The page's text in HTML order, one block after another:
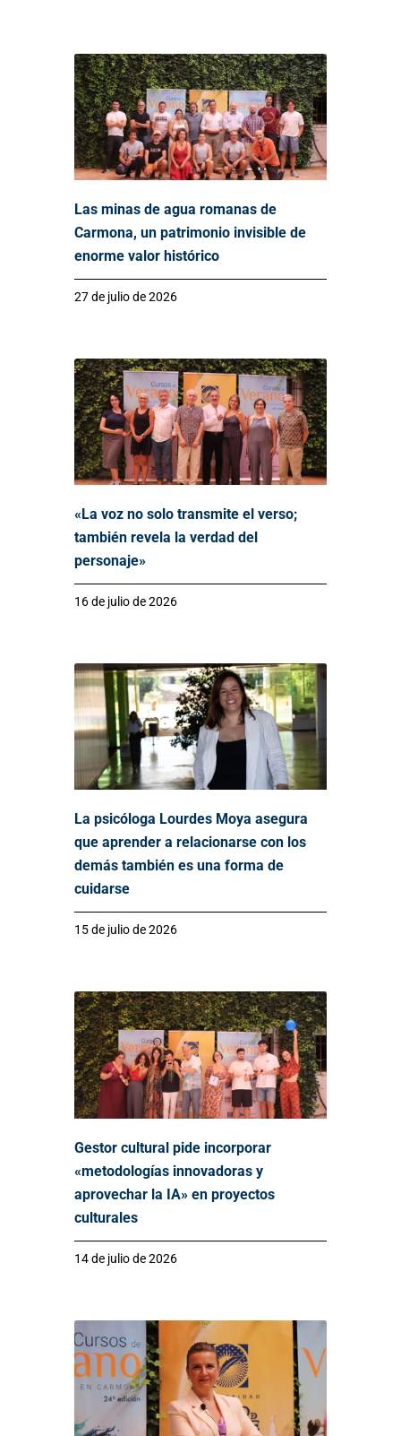
Las minas de agua romanas de
Carmona, un patrimonio invisible de
enorme valor histórico
27 de julio de 2026
«La voz no solo transmite el verso;
también revela la verdad del
personaje»
16 de julio de 2026
La psicóloga Lourdes Moya asegura
que aprender a relacionarse con los
demás también es una forma de
cuidarse
15 de julio de 2026
Gestor cultural pide incorporar
«metodologías innovadoras y
aprovechar la IA» en proyectos
culturales
14 de julio de 2026